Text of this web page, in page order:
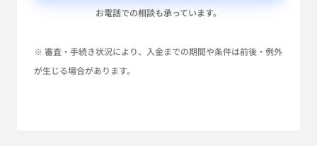
お電話での相談も承っています。
※ 審査・手続き状況により、入金までの期間や条件は前後・例外
が生じる場合があります。